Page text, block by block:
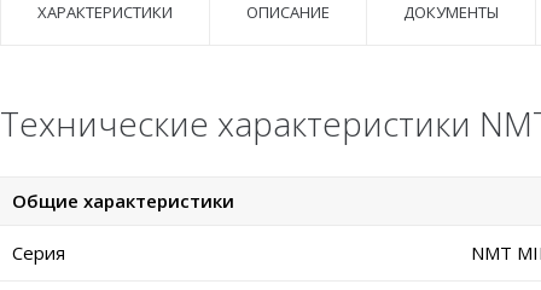
ХАРАКТЕРИСТИКИ ОПИСАНИЕ ДОКУМЕНТЫ
Технические характеристики
Общие характеристики
Серия NMT